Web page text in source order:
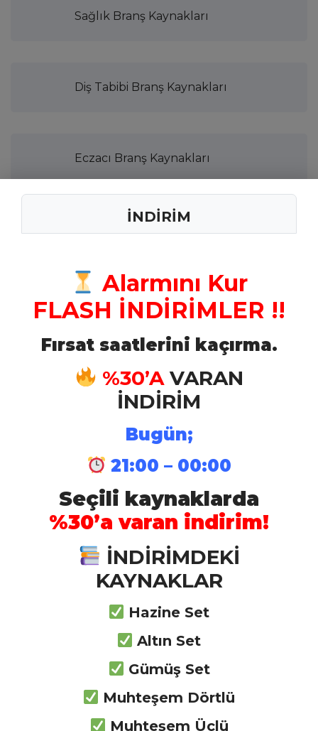
Sağlık Branş Kaynakları
Diş Tabibi Branş Kaynakları
Eczacı Branş Kaynakları
Kimyager Branş Kaynakları
Veteriner Branş Kaynakları
İstihkam Branş Kaynakları
Mühendis Branş Kaynakları
Daima Güncel Kal
Eğlenerek Öğren
Zihin Haritaları Yöntemiyle
Sınav Formatında Sorular
İNDİRİM
Alarmını Kur
FLASH İNDİRİMLER !!
Fırsat saatlerini kaçırma.
%30’A VARAN
İNDİRİM
Bugün;
21:00 – 00:00
Seçili kaynaklarda
%30’a varan indirim!
İNDİRİMDEKİ
KAYNAKLAR
Hazine Set
Altın Set
Gümüş Set
Muhteşem Dörtlü
Muhteşem Üçlü